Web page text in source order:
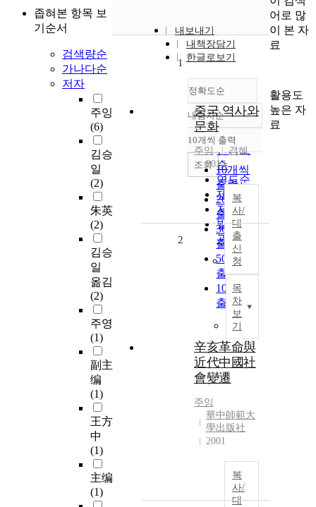
좁혀본 항목 보
기순서
검색량순
가나다순
저자
주잉
(6)
김승
일
(2)
朱英
(2)
김승
일
옮김
(2)
주영
(1)
副主
编
(1)
王方
中
(1)
主编
(1)
내보내기
내책장담기
한글로보기
정확도순
정확도
순
인기도
순
연도순
제목순
저자순
발행기
관순
내림차순
내림차순
10개씩 출력
10개씩
출력
20개씩
출력
30개씩
출력
50개씩
출력
100개씩
출력
조회
1
중국 역사와
문화
주잉
경혜
2014
복
사/
대
출
신
청
목
차
보
기
2
辛亥革命與
近代中國社
會變遷
주잉
華中師範大
學出版社
2001
복
사/
대
어로 많
이 본 자
료
활용도
높은 자
료